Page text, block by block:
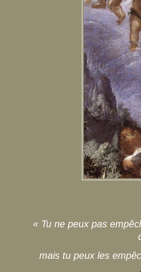
« Tu ne peux pas
mais tu peux les